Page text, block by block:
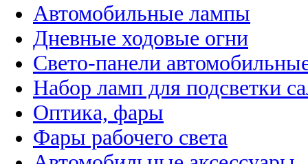
Автомобильные лампы
Дневные ходовые огни
Свето-панели
Набор ламп для подсветки
Оптика, фары
Фары рабочего света